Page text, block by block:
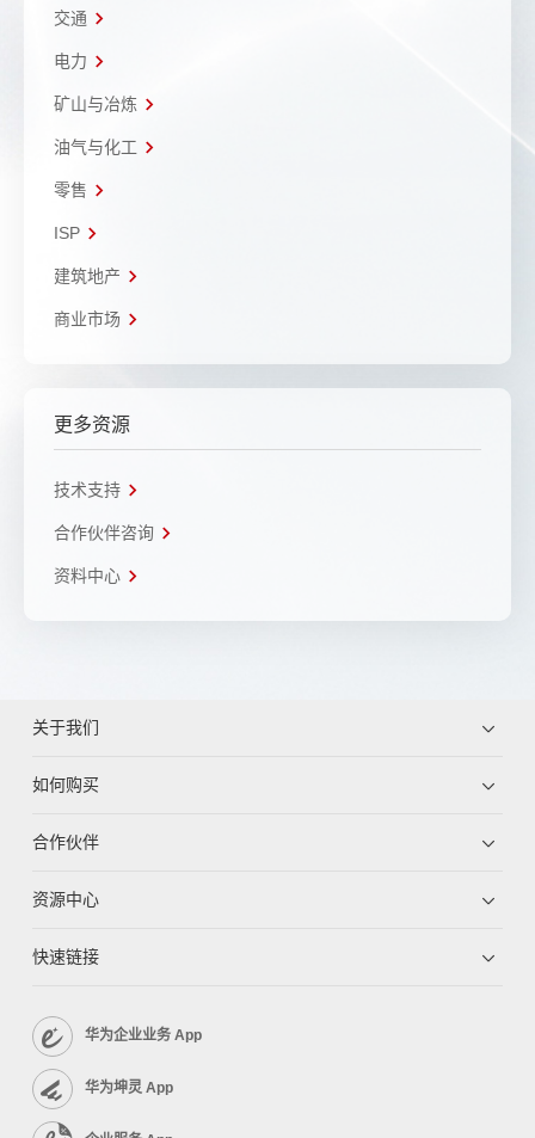
交通
电力
矿山与冶炼
油气与化工
零售
ISP
建筑地产
商业市场
更多资源
技术支持
合作伙伴咨询
资料中心
关于我们
如何购买
合作伙伴
资源中心
快速链接
华为企业业务 App
华为坤灵 App